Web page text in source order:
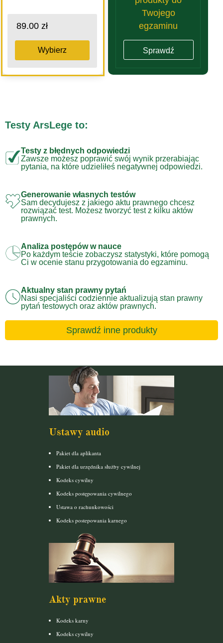
89.00 zł
Wybierz
Twojego
egzaminu
Sprawdź
Testy ArsLege to:
Testy z błędnych odpowiedzi
Zawsze możesz poprawić swój wynik przerabiając
pytania, na które udzieliłeś negatywnej odpowiedzi.
Generowanie własnych testów
Sam decydujesz z jakiego aktu prawnego chcesz
rozwiązać test. Możesz tworzyć test z kilku aktów
prawnych.
Analiza postępów w nauce
Po każdym teście zobaczysz statystyki, które pomogą
Ci w ocenie stanu przygotowania do egzaminu.
Aktualny stan prawny pytań
Nasi specjaliści codziennie aktualizują stan prawny
pytań testowych oraz aktów prawnych.
Sprawdź inne produkty
Ustawy audio
Pakiet dla aplikanta
Pakiet dla urzędnika służby cywilnej
Kodeks cywilny
Kodeks postępowania cywilnego
Ustawa o rachunkowości
Kodeks postepowania karnego
Akty prawne
Kodeks karny
Kodeks cywilny